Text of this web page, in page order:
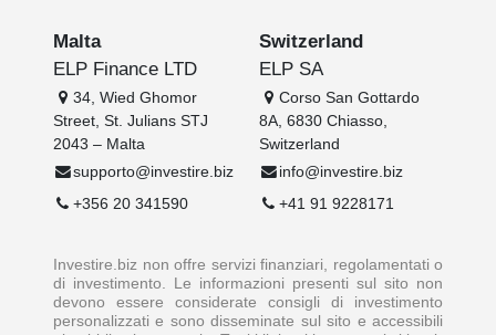
Malta
ELP Finance LTD
34, Wied Ghomor
Street, St. Julians STJ
2043 – Malta
supporto@investire.biz
+356 20 341590
Switzerland
ELP SA
Corso San Gottardo
8A, 6830 Chiasso,
Switzerland
info@investire.biz
+41 91 9228171
Investire.biz non offre servizi finanziari, regolamentati o
di investimento. Le informazioni presenti sul sito non
devono essere considerate consigli di investimento
personalizzati e sono disseminate sul sito e accessibili